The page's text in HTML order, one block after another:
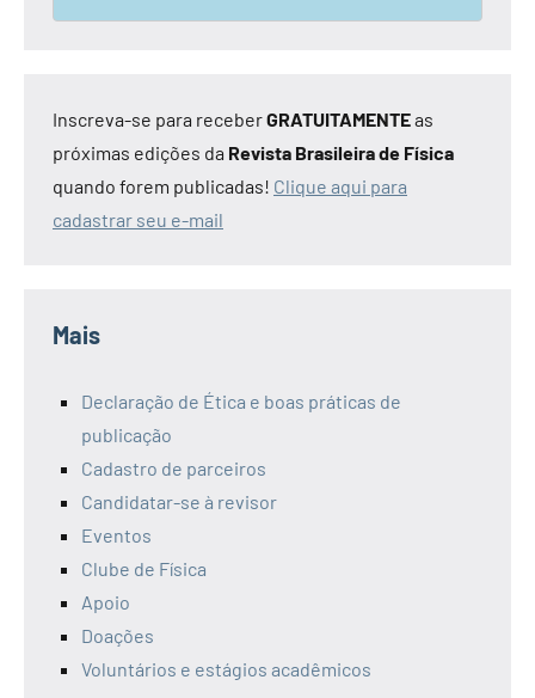
Inscreva-se para receberGRATUITAMENTEas
próximas edições da Revista Brasileira de Física
quando forem publicadas! Clique aqui para
cadastrar seu e-mail
Mais
Declaração de Ética e boas práticas de
publicação
Cadastro de parceiros
Candidatar-se à revisor
Eventos
Clube de Física
Apoio
Doações
Voluntários e estágios acadêmicos